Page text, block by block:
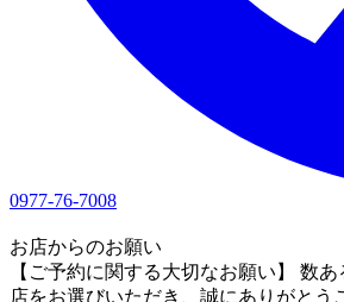
0977-76-7008
お店からのお願い
【ご予約に関する大切なお願い】 数
店をお選びいただき、誠にありがとう